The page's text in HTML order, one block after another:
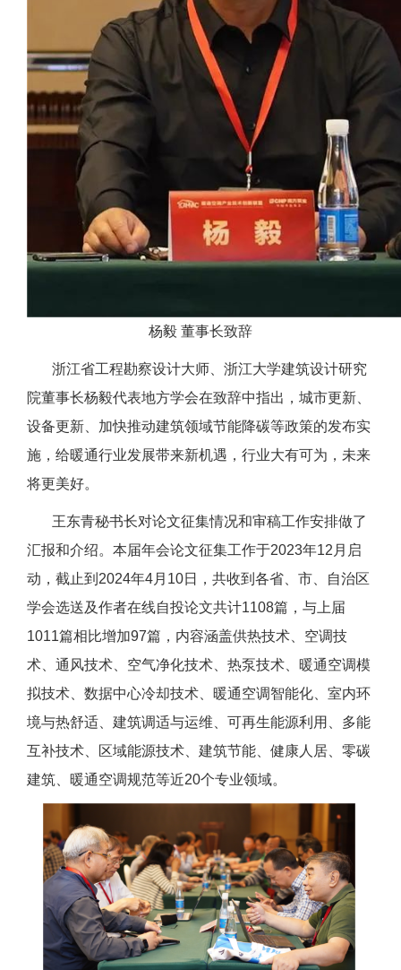
杨毅 董事长致辞
浙江省工程勘察设计大师、浙江大学建筑设计研究
院董事长杨毅代表地方学会在致辞中指出，城市更新、
设备更新、加快推动建筑领域节能降碳等政策的发布实
施，给暖通行业发展带来新机遇，行业大有可为，未来
将更美好。
王东青秘书长对论文征集情况和审稿工作安排做了
汇报和介绍。本届年会论文征集工作于2023年12月启
动，截止到2024年4月10日，共收到各省、市、自治区
学会选送及作者在线自投论文共计1108篇，与上届
1011篇相比增加97篇，内容涵盖供热技术、空调技
术、通风技术、空气净化技术、热泵技术、暖通空调模
拟技术、数据中心冷却技术、暖通空调智能化、室内环
境与热舒适、建筑调适与运维、可再生能源利用、多能
互补技术、区域能源技术、建筑节能、健康人居、零碳
建筑、暖通空调规范等近20个专业领域。